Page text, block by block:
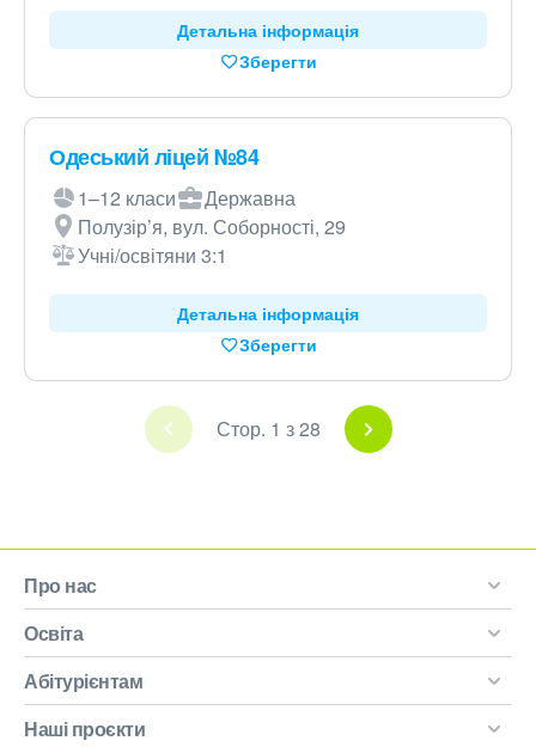
Детальна інформація
Зберегти
Одеський ліцей №84
1–12 класи
Державна
Полузір’я, вул. Соборності, 29
Учні/освітяни 3:1
Детальна інформація
Зберегти
Стор. 1 з 28
Про нас
Освіта
Абітурієнтам
Наші проєкти